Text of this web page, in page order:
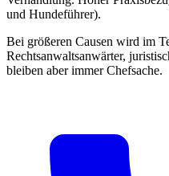
und Hundeführer).
Bei größeren Causen wird im
Rechtsanwaltsanwärter,
bleiben aber immer Chefsache.